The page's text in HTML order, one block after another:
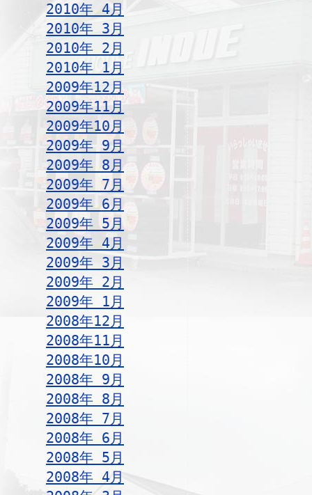
2010年 4月
2010年 3月
2010年 2月
2010年 1月
2009年12月
2009年11月
2009年10月
2009年 9月
2009年 8月
2009年 7月
2009年 6月
2009年 5月
2009年 4月
2009年 3月
2009年 2月
2009年 1月
2008年12月
2008年11月
2008年10月
2008年 9月
2008年 8月
2008年 7月
2008年 6月
2008年 5月
2008年 4月